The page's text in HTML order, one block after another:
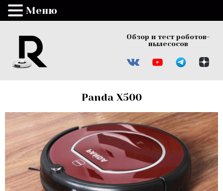
Обзор и тест роботов-
пылесосов
Panda X500
Меню